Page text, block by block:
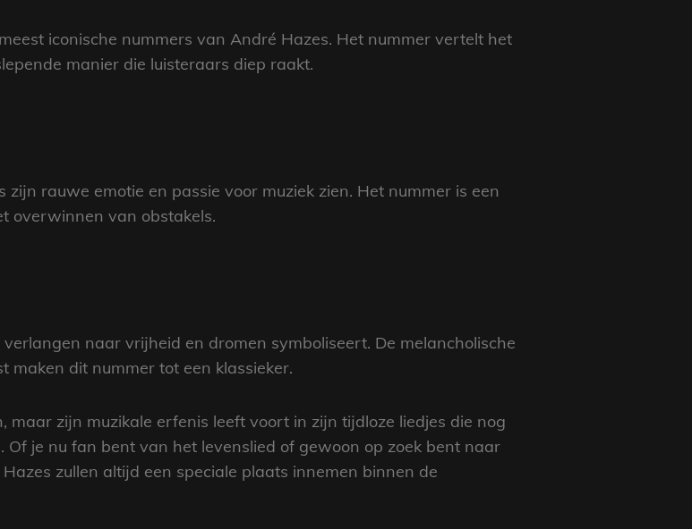
iconische nummers van André Hazes. Het nummer vertelt het
manier die luisteraars diep raakt.
zijn rauwe emotie en passie voor muziek zien. Het nummer is een
overwinnen van obstakels.
naar vrijheid en dromen symboliseert. De melancholische
maken dit nummer tot een klassieker.
zijn muzikale erfenis leeft voort in zijn tijdloze liedjes die nog
je nu fan bent van het levenslied of gewoon op zoek bent naar
zullen altijd een speciale plaats innemen binnen de